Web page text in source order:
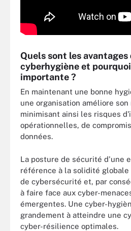
Quels sont les avantages
cyberhygiène et
importante ?
En maintenant une bonne
une organisation améliore
minimisant ainsi les risques
opérationnelles, de
données.
La posture de sécurité d'une
référence à la solidité globale
de cybersécurité et, par
à faire face aux cyber-
émergentes. Une cyber-
grandement à atteindre une
cyber-résilience optimales.